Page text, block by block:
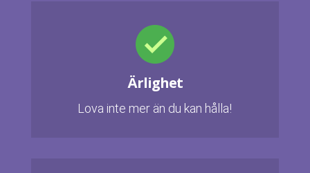
Ärlighet
Lova inte mer än du kan hålla!